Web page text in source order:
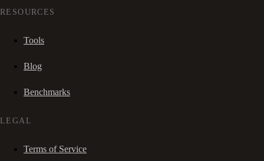
RESOURCES
Tools
Blog
Benchmarks
LEGAL
Terms of Service